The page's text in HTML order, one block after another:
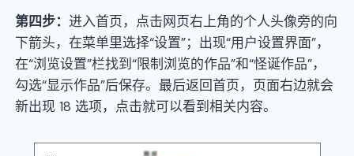
第四步：进入首页，点击网页右上角的个人头像旁的向
下箭头，在菜单里选择“设置”；出现“用户设置界面”，
在“浏览设置”栏找到“限制浏览的作品”和“怪诞作品”，
勾选“显示作品”后保存。最后返回首页，页面右边就会
新出现 18 选项，点击就可以看到相关内容。